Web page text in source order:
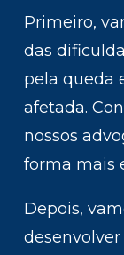
Primeiro,
das
pela queda
afetada.
nossos
forma mais
Depois,
desenvolver